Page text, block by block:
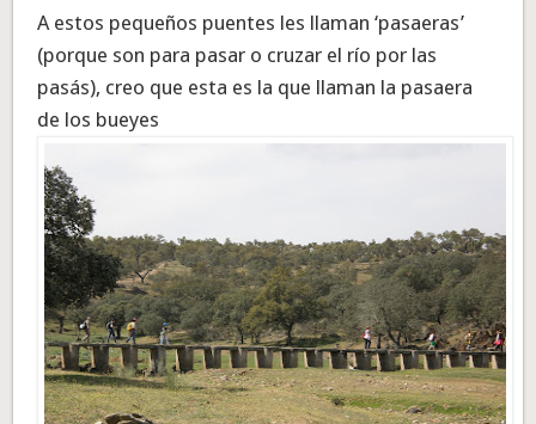
A estos pequeños puentes les llaman ‘pasaeras’
(porque son para pasar o cruzar el río por las
pasás), creo que esta es la que llaman la pasaera
de los bueyes